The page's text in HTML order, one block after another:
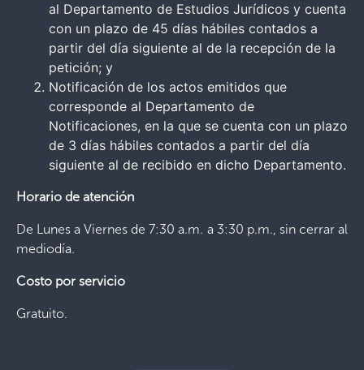
al Departamento de Estudios Jurídicos y cuenta
con un plazo de 45 días hábiles contados a
partir del día siguiente al de la recepción de la
petición; y
Notificación de los actos emitidos que
corresponde al Departamento de
Notificaciones, en la que se cuenta con un plazo
de 3 días hábiles contados a partir del día
siguiente al de recibido en dicho Departamento.
Horario de atención
De Lunes a Viernes de 7:30 a.m. a 3:30 p.m., sin cerrar al
mediodía.
Costo por servicio
Gratuito.